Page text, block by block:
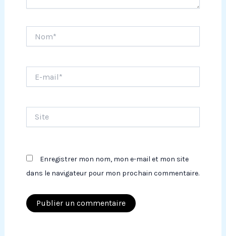
mail*
Enregistrer mon nom, mon e-mail et mon site
dans le navigateur pour mon prochain commentaire.